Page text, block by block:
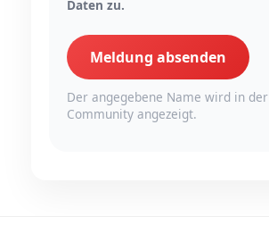
Daten zu.
Meldung absenden
Der angegebene Name wird in der
Community angezeigt.